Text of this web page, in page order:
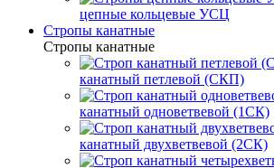
цепные кольцевые УСЦ
Стропы канатные
Стропы канатные
канатный петлевой (СКП)
канатный одноветвевой (1СК)
канатный двухветвевой (2СК)